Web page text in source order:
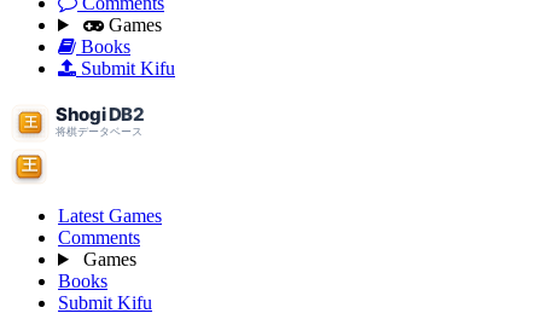
Games
Books
Submit Kifu
Latest Games
Comments
Games
Books
Submit Kifu